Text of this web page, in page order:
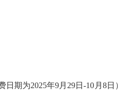
期为2025年9月29日-10月8